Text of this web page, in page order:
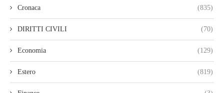
Cronaca (835)
DIRITTI CIVILI (70)
Economia (129)
Estero (819)